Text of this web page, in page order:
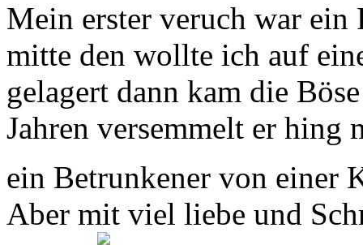
Mein erster veruch war ein
mitte den wollte ich auf
gelagert dann kam die
Jahren versemmelt er hing
ein Betrunkener von einer
Aber mit viel liebe und